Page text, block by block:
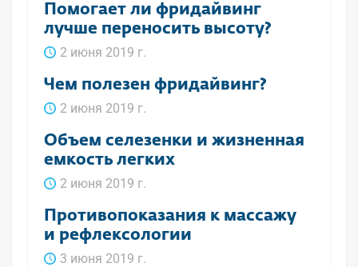
Помогает ли фридайвинг
лучше переносить высоту?
2 июня 2019 г.
Чем полезен фридайвинг?
2 июня 2019 г.
Объем селезенки и жизненная
емкость легких
2 июня 2019 г.
Противопоказания к массажу
и рефлексологии
3 июня 2019 г.